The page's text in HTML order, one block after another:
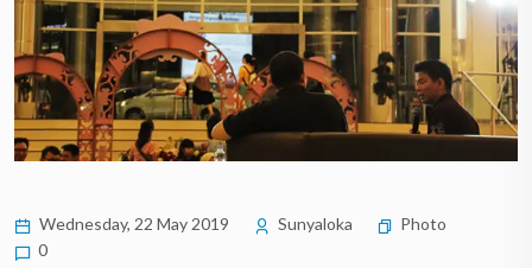
Wednesday, 22 May 2019 Sunyaloka
Photo
0